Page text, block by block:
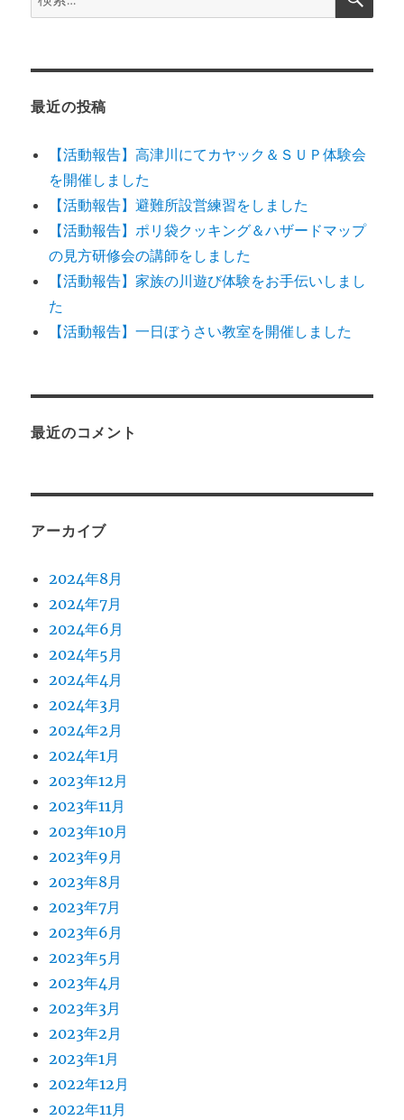
ン
索:
最近の投稿
【活動報告】高津川にてカヤック＆ＳＵＰ体験会
を開催しました
【活動報告】避難所設営練習をしました
【活動報告】ポリ袋クッキング＆ハザードマップ
の見方研修会の講師をしました
【活動報告】家族の川遊び体験をお手伝いしまし
た
【活動報告】一日ぼうさい教室を開催しました
最近のコメント
アーカイブ
2024年8月
2024年7月
2024年6月
2024年5月
2024年4月
2024年3月
2024年2月
2024年1月
2023年12月
2023年11月
2023年10月
2023年9月
2023年8月
2023年7月
2023年6月
2023年5月
2023年4月
2023年3月
2023年2月
2023年1月
2022年12月
2022年11月